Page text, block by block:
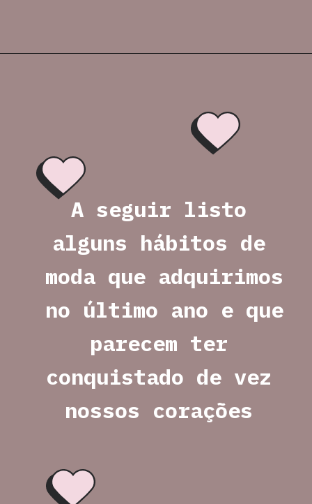
A seguir listo
alguns hábitos de
moda que adquirimos
no último ano e que
parecem ter
conquistado de vez
nossos corações